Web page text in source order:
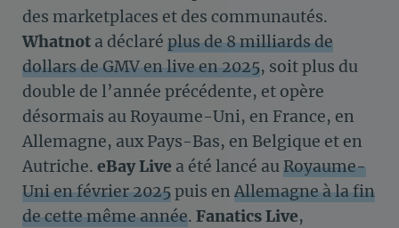
des marketplaces et des communautés.
Whatnot a déclaré plus de 8 milliards de
dollars de GMV en live en 2025, soit plus du
double de l’année précédente, et opère
désormais au Royaume-Uni, en France, en
Allemagne, aux Pays-Bas, en Belgique et en
Autriche. eBay Live a été lancé auRoyaume-
Uni en février 2025puis en Allemagne à la fin
de cette même année. Fanatics Live,